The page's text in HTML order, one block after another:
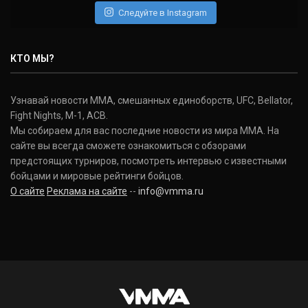
Donald Cerrone
(36-15-0, 1)
Исраэль Адесанья
Israel Adesanya
(19-0-0, 0)
Следуйте в Instagram
КТО МЫ?
Узнавай новости ММА, смешанных единоборств, UFC, Bellator,
Fight Nights, M-1, ACB.
Мы собираем для вас последние новости из мира ММА. На
сайте вы всегда сможете ознакомиться с обзорами
предстоящих турниров, посмотреть интервью с известными
бойцами и мировые рейтинги бойцов.
О сайте Реклама на сайте -- info@vmma.ru